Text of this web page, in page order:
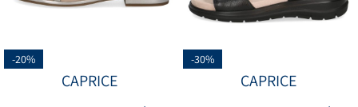
-30%
CAPRICE
-20%
CAPRICE